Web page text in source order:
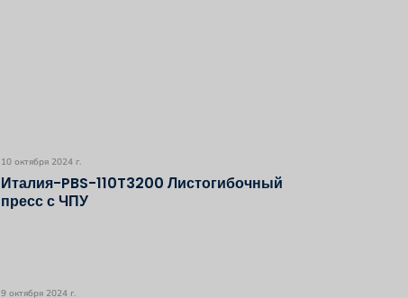
10 октября 2024 г.
Италия-PBS-110T3200 Листогибочный
пресс с ЧПУ
9 октября 2024 г.